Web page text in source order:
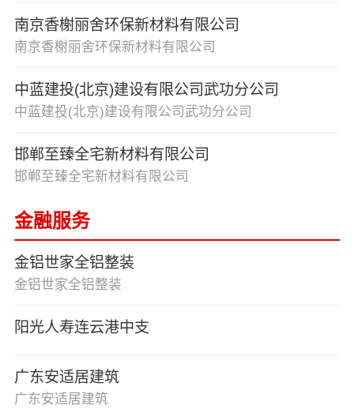
南京香榭丽舍环保新材料有限公司
南京香榭丽舍环保新材料有限公司
中蓝建投(北京)建设有限公司武功分公司
中蓝建投(北京)建设有限公司武功分公司
邯郸至臻全宅新材料有限公司
邯郸至臻全宅新材料有限公司
金融服务
金铝世家全铝整装
金铝世家全铝整装
阳光人寿连云港中支
广东安适居建筑
广东安适居建筑